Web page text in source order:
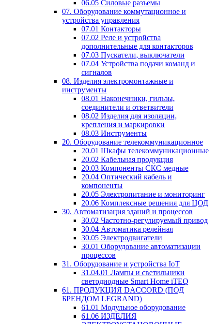
06.05 Силовые разъемы
07. Оборудование коммутационное и
устройства управления
07.01 Контакторы
07.02 Реле и устройства
дополнительные для контакторов
07.03 Пускатели, выключатели
07.04 Устройства подачи команд и
сигналов
08. Изделия электромонтажные и
инструменты
08.01 Наконечники, гильзы,
соединители и ответвители
08.02 Изделия для изоляции,
крепления и маркировки
08.03 Инструменты
20. Оборудование телекоммуникационное
20.01 Шкафы телекоммуникационные
20.02 Кабельная продукция
20.03 Компоненты СКС медные
20.04 Оптический кабель и
компоненты
20.05 Электропитание и мониторинг
20.06 Комплексные решения для ЦОД
30. Автоматизация зданий и процессов
30.02 Частотно-регулируемый привод
30.04 Автоматика релейная
30.05 Электродвигатели
30.01 Оборудование автоматизации
процессов
31. Оборудование и устройства IoT
31.04.01 Лампы и светильники
светодиодные Smart Home iTEQ
61. ПРОДУКЦИЯ DACCORD (ПОД
БРЕНДОМ LEGRAND)
61.01 Модульное оборудование
61.06 ИЗДЕЛИЯ